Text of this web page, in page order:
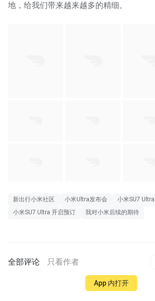
地，给我们带来越来越多的精细。
新出行小米社区 小米Ultra发布会
小米SU7
小米SU7 Ultra 开启预订
我对小米后续的期待
全部评论 只看作者
App 内打开